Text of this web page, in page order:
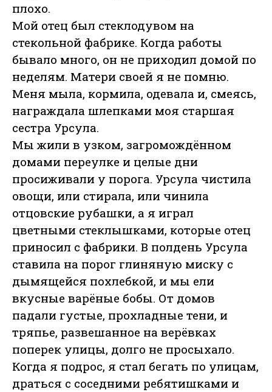
плохо.
Мой отец был стеклодувом на
стекольной фабрике. Когда работы
бывало много, он не приходил домой по
неделям. Матери своей я не помню.
Меня мыла, кормила, одевала и, смеясь,
награждала шлепками моя старшая
сестра Урсула.
Мы жили в узком, загромождённом
домами переулке и целые дни
просиживали у порога. Урсула чистила
овощи, или стирала, или чинила
отцовские рубашки, а я играл
цветными стеклышками, которые отец
приносил с фабрики. В полдень Урсула
ставила на порог глиняную миску с
дымящейся похлебкой, и мы ели
вкусные варёные бобы. От домов
падали густые, прохладные тени, и
тряпье, развешанное на верёвках
поперек улицы, долго не просыхало.
Когда я подрос, я стал бегать по улицам,
драться с соседними ребятишками и